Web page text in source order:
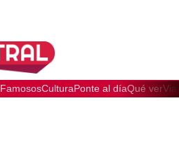
FamososCulturaPonte al díaQué ver